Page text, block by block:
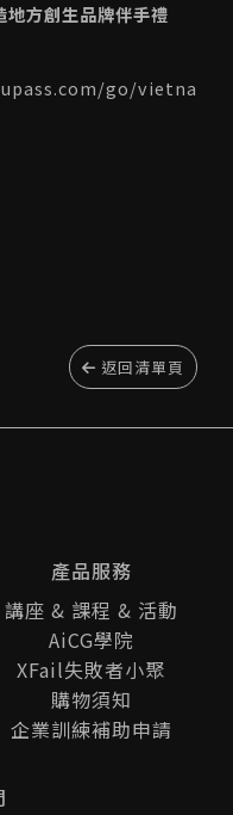
方創生品牌伴手禮
go/vietna
返回清單頁
產品服務
講座 & 課程 & 活動
AiCG學院
XFail失敗者小聚
購物須知
企業訓練補助申請